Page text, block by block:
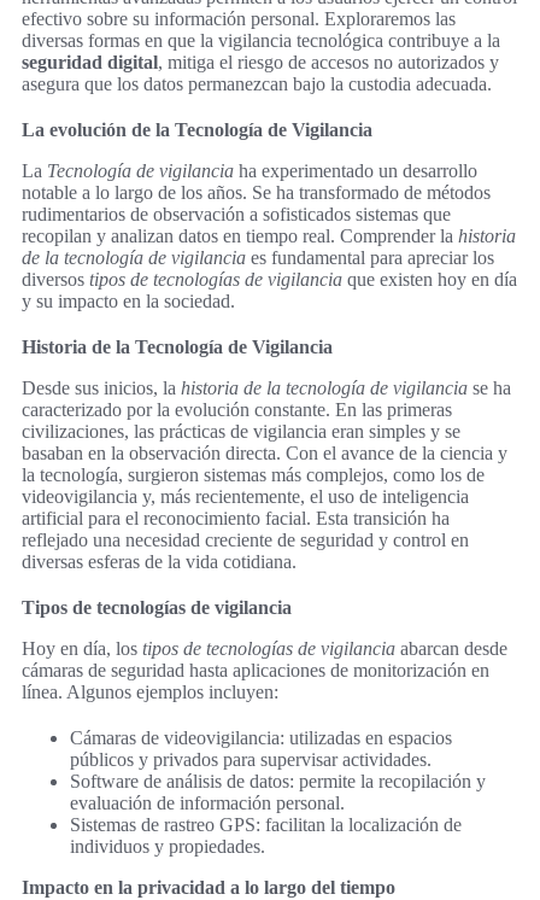
efectivo sobre su información personal. Exploraremos las
diversas formas en que la vigilancia tecnológica contribuye a la
seguridad digital, mitiga el riesgo de accesos no autorizados y
asegura que los datos permanezcan bajo la custodia adecuada.
La evolución de la Tecnología de Vigilancia
La Tecnología de vigilancia ha experimentado un desarrollo
notable a lo largo de los años. Se ha transformado de métodos
rudimentarios de observación a sofisticados sistemas que
recopilan y analizan datos en tiempo real. Comprender la historia
de la tecnología de vigilancia es fundamental para apreciar los
diversos tipos de tecnologías de vigilancia que existen hoy en día
y su impacto en la sociedad.
Historia de la Tecnología de Vigilancia
Desde sus inicios, la historia de la tecnología de vigilancia se ha
caracterizado por la evolución constante. En las primeras
civilizaciones, las prácticas de vigilancia eran simples y se
basaban en la observación directa. Con el avance de la ciencia y
la tecnología, surgieron sistemas más complejos, como los de
videovigilancia y, más recientemente, el uso de inteligencia
artificial para el reconocimiento facial. Esta transición ha
reflejado una necesidad creciente de seguridad y control en
diversas esferas de la vida cotidiana.
Tipos de tecnologías de vigilancia
Hoy en día, los tipos de tecnologías de vigilancia abarcan desde
cámaras de seguridad hasta aplicaciones de monitorización en
línea. Algunos ejemplos incluyen:
Cámaras de videovigilancia: utilizadas en espacios
públicos y privados para supervisar actividades.
Software de análisis de datos: permite la recopilación y
evaluación de información personal.
Sistemas de rastreo GPS: facilitan la localización de
individuos y propiedades.
Impacto en la privacidad a lo largo del tiempo